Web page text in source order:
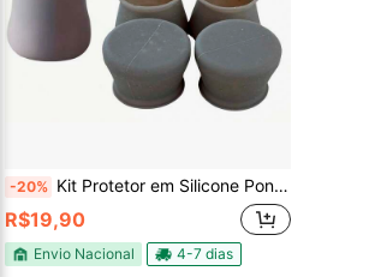
-20% Kit Protetor em Silicone Ponteira Pé Cadeira Mesa Sofá Cama Pézinho Antiderrapante
R$19,90
Envio Nacional 4-7 dias